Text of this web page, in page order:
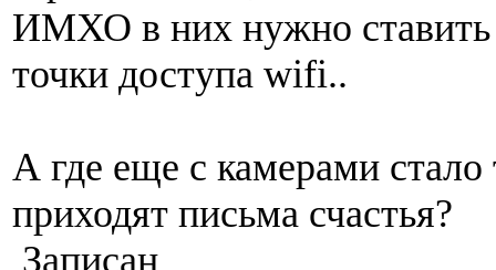
ИМХО в них нужно ставить
точки доступа wifi..
А где еще с камерами стало
приходят письма счастья?
Записан